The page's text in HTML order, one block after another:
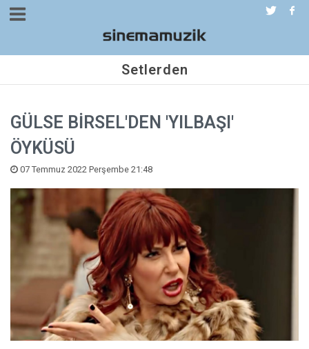
Setlerden
GÜLSE BİRSEL'DEN 'YILBAŞI'
ÖYKÜSÜ
07 Temmuz 2022 Perşembe 21:48